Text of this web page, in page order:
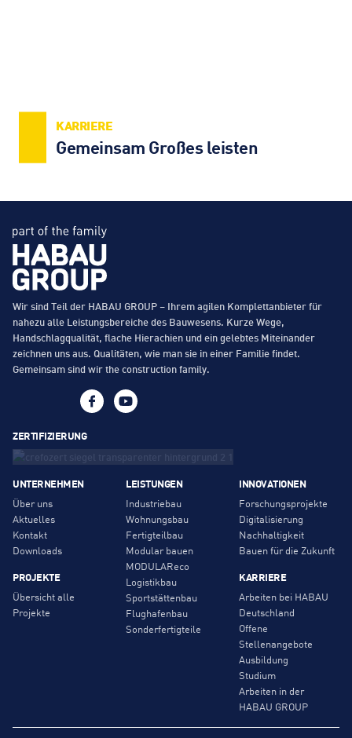
KARRIERE
Gemeinsam Großes leisten
Wir sind Teil der HABAU GROUP – Ihrem agilen Komplettanbieter für
nahezu alle Leistungsbereiche des Bauwesens. Kurze Wege,
Handschlagqualität, flache Hierachien und ein gelebtes Miteinander
zeichnen uns aus. Qualitäten, wie man sie in einer Familie findet.
Gemeinsam sind wir the construction family.
ZERTIFIZIERUNG
UNTERNEHMEN
Über uns
Aktuelles
Kontakt
Downloads
PROJEKTE
Übersicht alle
Projekte
LEISTUNGEN
Industriebau
Wohnungsbau
Fertigteilbau
Modular bauen
MODULAReco
Logistikbau
Sportstättenbau
Flughafenbau
Sonderfertigteile
INNOVATIONEN
Forschungsprojekte
Digitalisierung
Nachhaltigkeit
Bauen für die Zukunft
KARRIERE
Arbeiten bei HABAU
Deutschland
Offene
Stellenangebote
Ausbildung
Studium
Arbeiten in der
HABAU GROUP